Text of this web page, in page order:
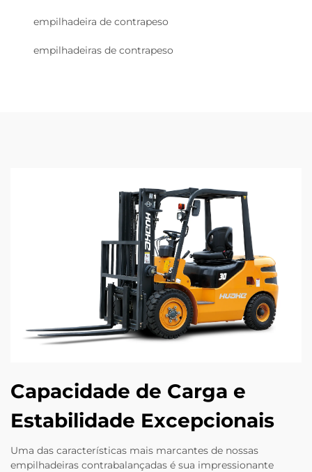
empilhadeira de contrapeso
empilhadeiras de contrapeso
Capacidade de Carga e
Estabilidade Excepcionais
Uma das características mais marcantes de nossas
empilhadeiras contrabalançadas é sua impressionante